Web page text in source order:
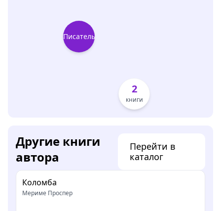
Писатель
2
книги
Другие книги
автора
Перейти в
каталог
Коломба
Мериме Проспер